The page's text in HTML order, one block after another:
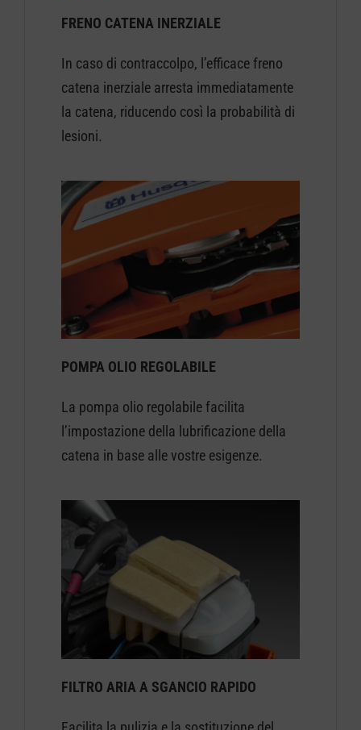
FRENO CATENA INERZIALE
In caso di contraccolpo, l’efficace freno
catena inerziale arresta immediatamente
la catena, riducendo così la probabilità di
lesioni.
POMPA OLIO REGOLABILE
La pompa olio regolabile facilita
l’impostazione della lubrificazione della
catena in base alle vostre esigenze.
FILTRO ARIA A SGANCIO RAPIDO